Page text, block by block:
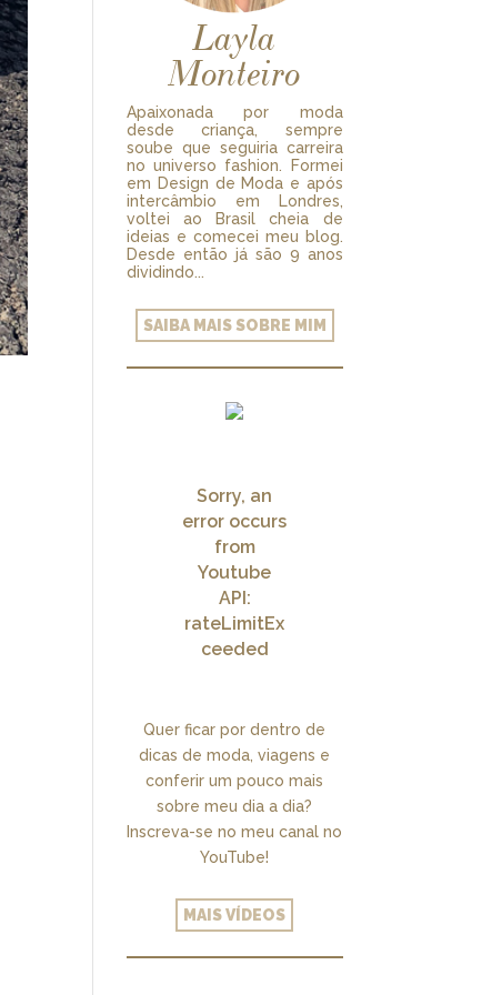
Layla
Monteiro
Apaixonada por moda
desde criança, sempre
soube que seguiria carreira
no universo fashion. Formei
em Design de Moda e após
intercâmbio em Londres,
voltei ao Brasil cheia de
ideias e comecei meu blog.
Desde então já são 9 anos
dividindo...
SAIBA MAIS SOBRE MIM
Sorry, an
error occurs
from
Youtube
API:
rateLimitEx
ceeded
Quer ficar por dentro de
dicas de moda, viagens e
conferir um pouco mais
sobre meu dia a dia?
Inscreva-se no meu canal no
YouTube!
MAIS VÍDEOS